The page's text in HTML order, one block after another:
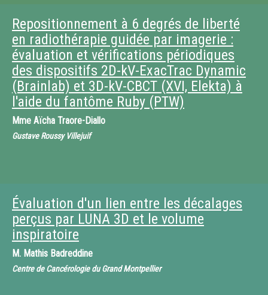
Repositionnement à 6 degrés de liberté
en radiothérapie guidée par imagerie :
évaluation et vérifications périodiques
des dispositifs 2D-kV-ExacTrac Dynamic
(Brainlab) et 3D-kV-CBCT (XVI, Elekta) à
l'aide du fantôme Ruby (PTW)
Mme Aïcha Traore-Diallo
Gustave Roussy Villejuif
Évaluation d'un lien entre les décalages
perçus par LUNA 3D et le volume
inspiratoire
M. Mathis Badreddine
Centre de Cancérologie du Grand Montpellier